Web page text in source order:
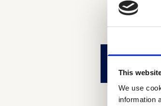
This
We use
information